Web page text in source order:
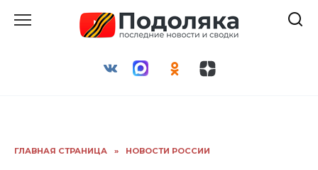
ГЛАВНАЯ СТРАНИЦА » НОВОСТИ РОССИИ